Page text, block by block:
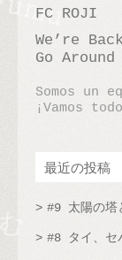
FC ROJI
We’re
Go
Somos un
¡Vamos
最近の投稿
#9 太陽の塔
#8 タイ、セ